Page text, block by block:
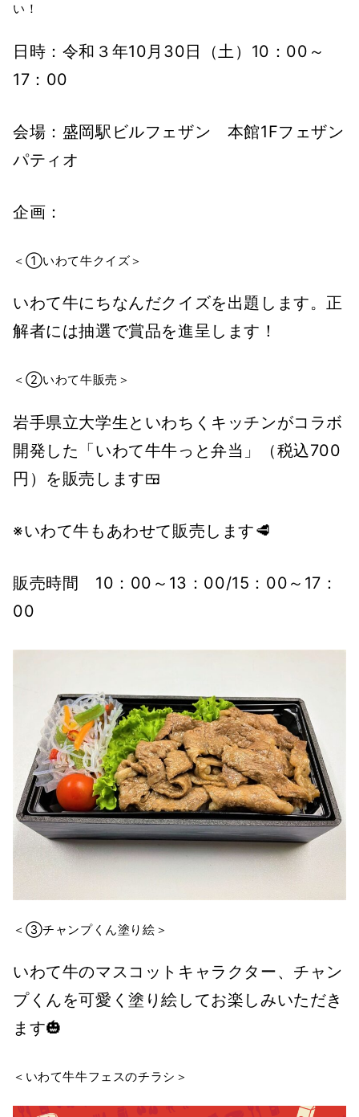
い！
日時：令和３年10月30日（土）10：00～
17：00
会場：盛岡駅ビルフェザン 本館1Fフェザン
パティオ
企画：
＜①いわて牛クイズ＞
いわて牛にちなんだクイズを出題します。正
解者には抽選で賞品を進呈します！
＜②いわて牛販売＞
岩手県立大学生といわちくキッチンがコラボ
開発した「いわて牛牛っと弁当」（税込700
円）を販売します🍱
※いわて牛もあわせて販売します🥩
販売時間 10：00～13：00/15：00～17：
00
＜③チャンプくん塗り絵＞
いわて牛のマスコットキャラクター、チャン
プくんを可愛く塗り絵してお楽しみいただき
ます🎃
＜いわて牛牛フェスのチラシ＞